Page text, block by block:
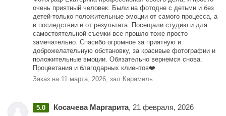
очень приятный человек. Были на фотодне с детьми и без
детей-только положительные эмоции от самого процесса, а
в последствии и от результата. Посещали студию и для
самостоятельной съемки-все прошло тоже просто
замечательно. Спасибо огромное за приятную и
доброжелательную обстановку, за красивые фотографии и
положительные эмоции. Обязательно вернемся снова.
Процветания и благодарных клиентов❤️
Заказ на 11 марта, 2026, зал Карамель
5.0 Косачева Маргарита, 21 февраля, 2026